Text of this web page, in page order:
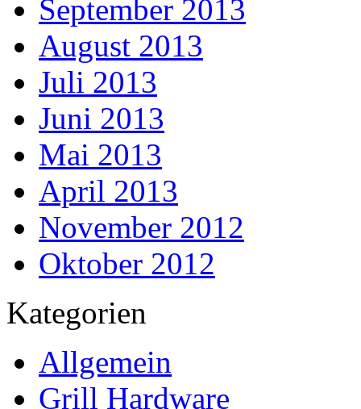
September 2013
August 2013
Juli 2013
Juni 2013
Mai 2013
April 2013
November 2012
Oktober 2012
Kategorien
Allgemein
Grill Hardware